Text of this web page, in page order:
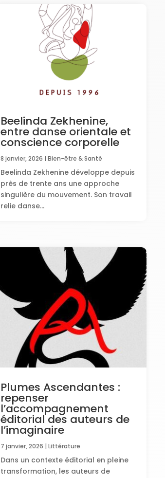
Beelinda Zekhenine,
entre danse orientale et
conscience corporelle
8 janvier, 2026 |Bien-être & Santé
Beelinda Zekhenine développe depuis
près de trente ans une approche
singulière du mouvement. Son travail
relie danse...
Plumes Ascendantes :
repenser
l’accompagnement
éditorial des auteurs de
l’imaginaire
7 janvier, 2026 |Littérature
Dans un contexte éditorial en pleine
transformation, les auteurs de